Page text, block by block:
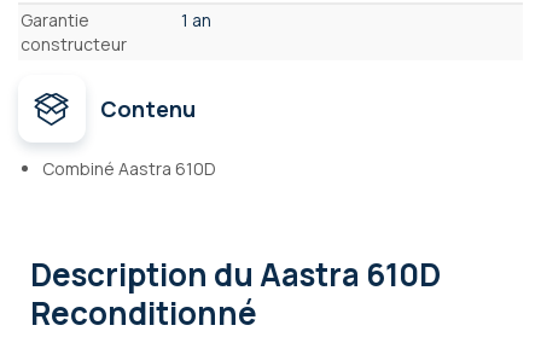
Garantie
constructeur
1 an
Contenu
Combiné Aastra 610D
Description du Aastra 610D
Reconditionné